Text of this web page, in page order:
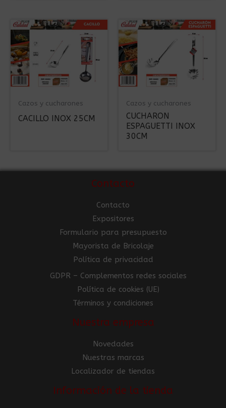
Cazos y cucharones
CACILLO INOX 25CM
Cazos y cucharones
CUCHARON
ESPAGUETTI INOX
30CM
Contacto
Contacto
Expositores
Formulario para presupuesto
Mayorista de Bricolaje
Política de privacidad
GDPR – Complementos redes sociales
Política de cookies (UE)
Términos y condiciones
Nuestra empresa
Novedades
Nuestras marcas
Localizador de tiendas
Información de la tienda